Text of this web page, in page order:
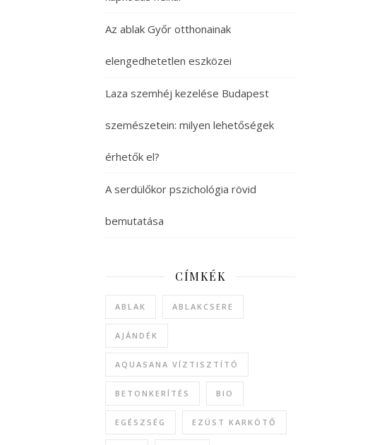
Az ablak Győr otthonainak
elengedhetetlen eszközei
Laza szemhéj kezelése Budapest
szemészetein: milyen lehetőségek
érhetők el?
A serdülőkor pszichológia rövid
bemutatása
CÍMKÉK
ABLAK ABLAKCSERE
AJÁNDÉK
AQUASANA VÍZTISZTÍTÓ
BETONKERÍTÉS BIO
EGÉSZSÉG EZÜST KARKÖTŐ